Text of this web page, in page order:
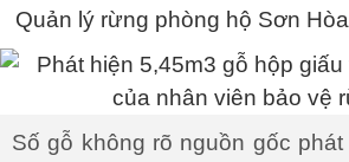
Quản lý rừng phòng hộ Sơn
Số gỗ không rõ nguồn gốc